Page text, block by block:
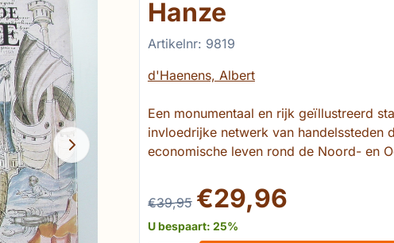
Hanze
Artikelnr: 9819
d'Haenens, Albert
Een monumentaal en rijk geïllustreerd
invloedrijke netwerk van handelssteden
economische leven rond de Noord- en
€39,95 €29,96
U bespaart: 25%